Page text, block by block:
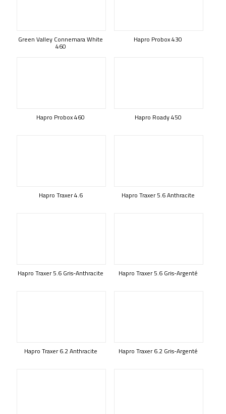
Green Valley Connemara White
460
Hapro Probox 430
Hapro Probox 460 Hapro Roady 450
Hapro Traxer 4.6 Hapro Traxer 5.6 Anthracite
Hapro Traxer 5.6 Gris-Anthracite Hapro Traxer 5.6 Gris-Argenté
Hapro Traxer 6.2 Anthracite Hapro Traxer 6.2 Gris-Argenté